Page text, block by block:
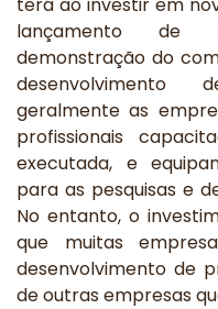
lançamento de
demonstração do
desenvolvimento
geralmente as
profissionais
executada, e
para as pesquisas e
No entanto, o
que muitas
desenvolvimento de
de outras empresas